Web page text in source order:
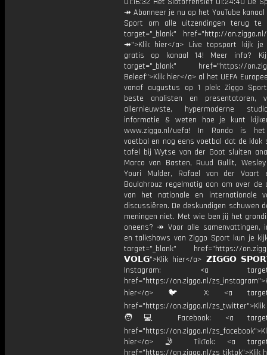
↠ Abonneer je nu op het YouTube kanaal
Sport om alle uitzendingen terug te
target="_blank" href="http://
↠">Klik hier</a> Live topsport kijk je
gratis op kanaal 14! Meer info?
target="_blank" href="https://
Beleef">Klik hier</a> al het UEFA
vanaf augustus op 1 plek: Ziggo
beste analisten en presentatoren,
allernieuwste, hypermoderne
informatie & weten hoe je kunt
www.ziggo.nl/uefa! In Rondo is
voetbal en nog eens voetbal dat de klok
tafel bij Wytse van der Goot sluiten
Marco van Basten, Ruud Gullit,
Youri Mulder, Rafael van der Vaart
Boulahrouz regelmatig aan om over de
van het nationale en internationale
discussiëren. De deskundigen schuwen
meningen niet. Met wie ben jij het
oneens? ↠ Voor alle samenvattingen,
en talkshows van Ziggo Sport kun je
target="_blank" href="https://
𝗩𝗢𝗟𝗚">Klik hier</a> 𝗭𝗜𝗚𝗚𝗢
Instagram: <a
href="https://on.ziggo.nl/
hier</a> 🐦 X: <a
href="https://on.ziggo.nl/
🧑💻 Facebook: <a
href="https://on.ziggo.nl/
hier</a> 🤳 TikTok: <a
href="https://on.ziggo.nl/zs_tiktok">Klik